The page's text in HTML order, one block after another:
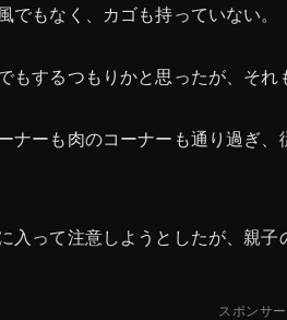
でもなく、カゴも持っていない。
もするつもりかと思ったが、それ
ナーも肉のコーナーも通り過ぎ
入って注意しようとしたが、親子
スポンサ